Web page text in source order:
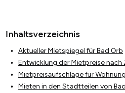
Inhaltsverzeichnis
Aktueller Mietspiegel für Bad Orb
Entwicklung der Mietpreise nach
Mietpreisaufschläge für
Mieten in den Stadtteilen von